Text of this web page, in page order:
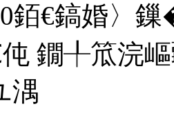
銆€鎬婚〉
鐗╀笟浣
湡